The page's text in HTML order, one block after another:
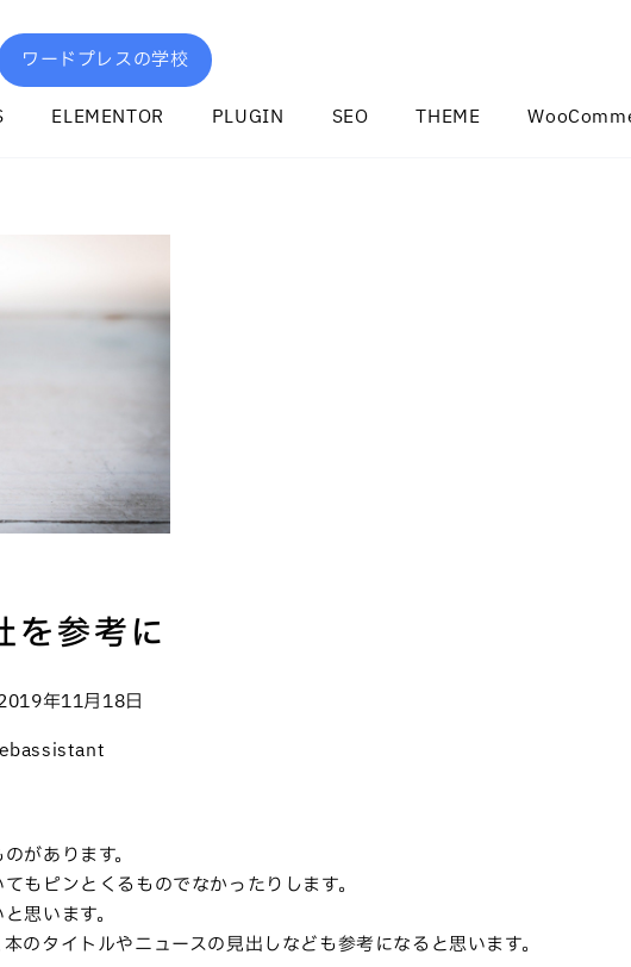
ワードプレスの学校
ELEMENTOR PLUGIN SEO THEME
を参考に
年11月18日
があります。
もピンとくるものでなかったりします。
思います。
のタイトルやニュースの見出しなども参考になると思います。